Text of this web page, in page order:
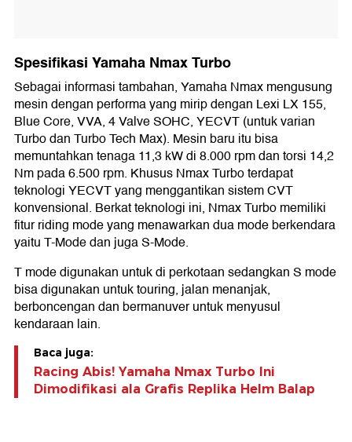
Spesifikasi Yamaha Nmax Turbo
Sebagai informasi tambahan, Yamaha Nmax mengusung
mesin dengan performa yang mirip dengan Lexi LX 155,
Blue Core, VVA, 4 Valve SOHC, YECVT (untuk varian
Turbo dan Turbo Tech Max). Mesin baru itu bisa
memuntahkan tenaga 11,3 kW di 8.000 rpm dan torsi 14,2
Nm pada 6.500 rpm. Khusus Nmax Turbo terdapat
teknologi YECVT yang menggantikan sistem CVT
konvensional. Berkat teknologi ini, Nmax Turbo memiliki
fitur riding mode yang menawarkan dua mode berkendara
yaitu T-Mode dan juga S-Mode.
T mode digunakan untuk di perkotaan sedangkan S mode
bisa digunakan untuk touring, jalan menanjak,
berboncengan dan bermanuver untuk menyusul
kendaraan lain.
Baca juga:
Racing Abis! Yamaha Nmax Turbo Ini
Dimodifikasi ala Grafis Replika Helm Balap